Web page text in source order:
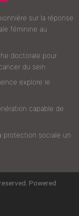
sur la réponse
féminine au
doctorale pour
du sein
explore le
capable de
protection sociale un
Powered